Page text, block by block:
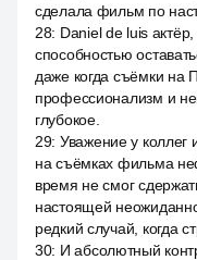
сделала фильм по
28: Daniel de luis
способностью
даже когда съёмки на
профессионализм и
глубокое.
29: Уважение у коллег
на съёмках фильма
время не смог
настоящей
редкий случай, когда
30: И абсолютный